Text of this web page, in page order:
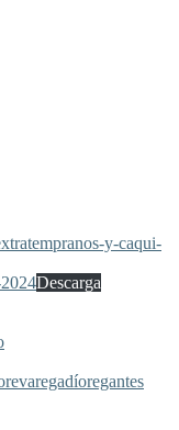
y-caqui-
Descarga
regadíoregantes